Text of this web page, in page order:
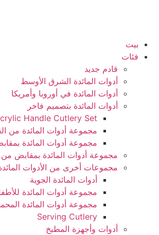
بيت
فئات
قادم جديد
أدوات المائدة الشرق الأوسط
أدوات المائدة في أوروبا وأمريكا
أدوات المائدة بتصميم فاخر
Handle Cutlery Set
مجموعة أدوات المائدة من
مجموعة أدوات المائدة
مجموعة أدوات المائدة بمقابض
مجموعات أخرى من الأدوات
أدوات المائدة الجوية
مجموعة أدوات المائدة
مجموعة أدوات المائدة
Serving Cutlery
أدوات وأجهزة المطبخ